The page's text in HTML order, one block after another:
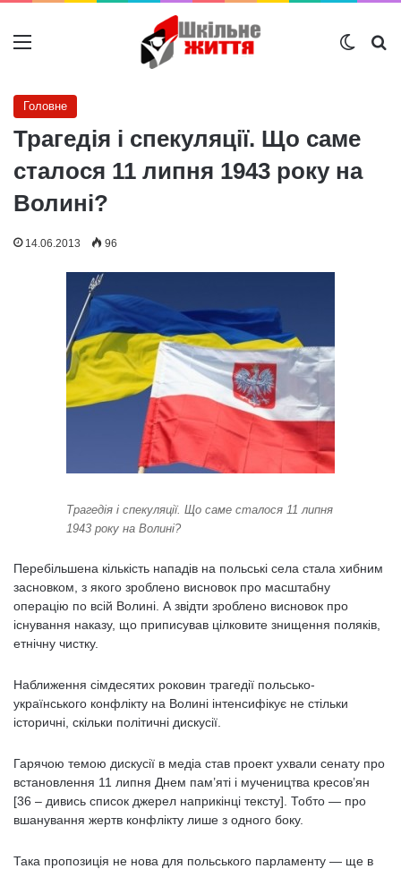
Меню
Головне
Трагедія і спекуляції. Що саме
сталося 11 липня 1943 року на
Волині?
14.06.2013 96
Трагедія і спекуляції. Що саме сталося 11 липня
1943 року на Волині?
Перебільшена кількість нападів на польські села стала хибним
засновком, з якого зроблено висновок про масштабну
операцію по всій Волині. А звідти зроблено висновок про
існування наказу, що приписував цілковите знищення поляків,
етнічну чистку.
Наближення сімдесятих роковин трагедії польсько-
українського конфлікту на Волині інтенсифікує не стільки
історичні, скільки політичні дискусії.
Гарячою темою дискусії в медіа став проект ухвали сенату про
встановлення 11 липня Днем пам’яті і мучеництва кресов’ян
[36 – дивись список джерел наприкінці тексту]. Тобто — про
вшанування жертв конфлікту лише з одного боку.
Така пропозиція не нова для польського парламенту — ще в